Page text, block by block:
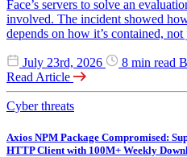
Face’s servers to solve an
involved. The incident showed
depends on how it’s contained,
July 23rd, 2026 8 min read
Read Article
Cyber threats
Axios NPM Package Compromised:
HTTP Client with 100M+ Weekly